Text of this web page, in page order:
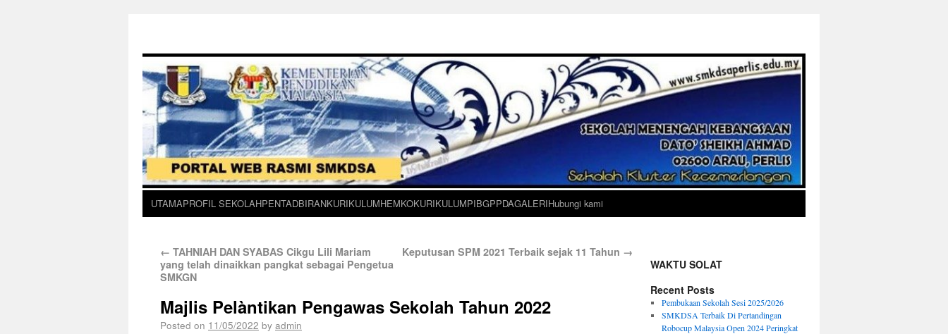
UTAMAPROFIL SEKOLAHPENTADBIRANKURIKULUMHEMKOKURIKULUMPIBGPPDAGALERIHubungi kami
← TAHNIAH DAN SYABAS Cikgu Lili Mariam
yang telah dinaikkan pangkat sebagai Pengetua
SMKGN
Keputusan SPM 2021 Terbaik sejak 11 Tahun →
Majlis Pelàntikan Pengawas Sekolah Tahun 2022
Posted on 11/05/2022 by admin
WAKTU SOLAT
Recent Posts
Pembukaan Sekolah Sesi 2025/2026
SMKDSA Terbaik Di Pertandingan
Robocup Malaysia Open 2024 Peringkat